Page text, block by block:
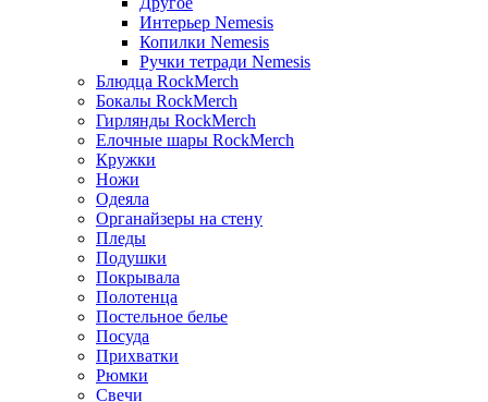
Интерьер Nemesis
Копилки Nemesis
Ручки тетради Nemesis
Блюдца RockMerch
Бокалы RockMerch
Гирлянды RockMerch
Елочные шары RockMerch
Кружки
Ножи
Одеяла
Органайзеры на стену
Пледы
Подушки
Покрывала
Полотенца
Постельное белье
Посуда
Прихватки
Рюмки
Свечи